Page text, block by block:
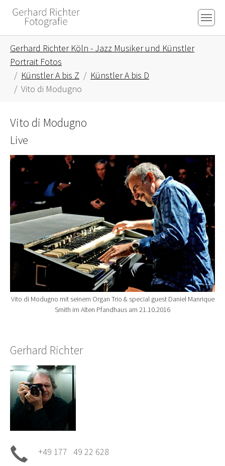
Skip to main content
Skip to page footer
Gerhard Richter Köln - Jazz Musiker und Künstler
Portrait Fotos
Künstler A bis Z
Künstler A bis D
Vito di Modugno
Vito di Modugno
Live
Show larger version for:
Vito di Modugno mit seinem Organ Trio & special guest Daniel Manrique
Smith im Alten Pfandhaus am 21.10.2016
Gerhard Richter
+49 177 49 22 628